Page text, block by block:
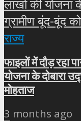
राज्य
फाइलों में दौड़ रहा
योजना के दोबारा
मोहताज
3 months ago